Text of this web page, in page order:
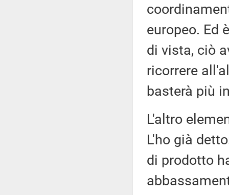
europeo. Ed
di vista, ciò
ricorrere
basterà più
L'altro
L'ho già
di prodotto